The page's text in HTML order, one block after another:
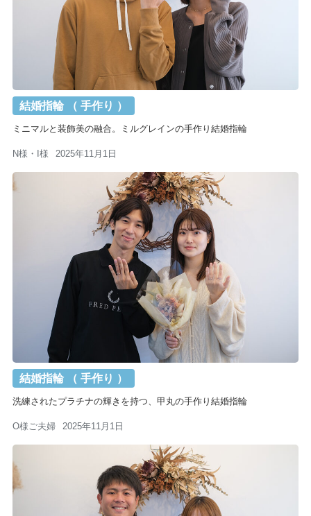
結婚指輪 （ 手作り ）
ミニマルと装飾美の融合。ミルグレインの手作り結婚指輪
N様・I様 2025年11月1日
結婚指輪 （ 手作り ）
洗練されたプラチナの輝きを持つ、甲丸の手作り結婚指輪
O様ご夫婦 2025年11月1日